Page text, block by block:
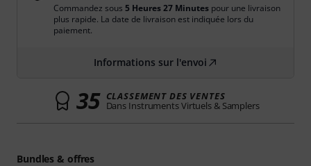
Commandez sous 5 Heures 27 Minutes pour une livraison
plus rapide. La date de livraison est indiquée lors du
paiement.
Informations sur l'envoi
35 CLASSEMENT DES VENTES
Dans Instruments Virtuels & Samplers
Bundles & offres